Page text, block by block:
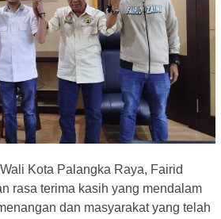
Kota Palangka Raya, Fairid
rasa terima kasih yang mendalam
dan masyarakat yang telah